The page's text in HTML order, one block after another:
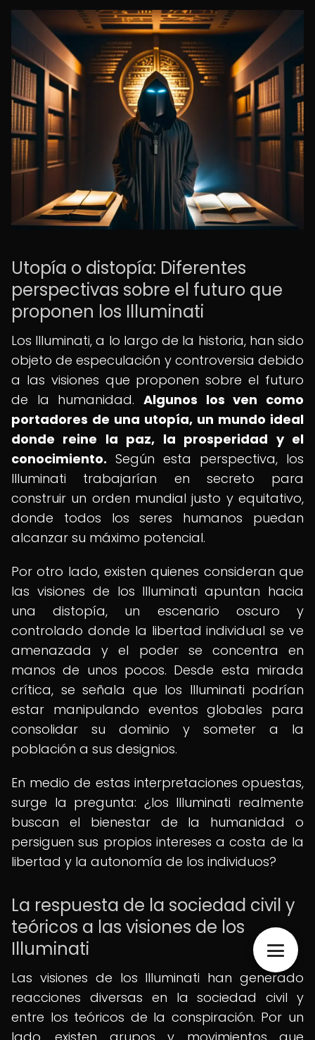
Utopía o distopía: Diferentes
perspectivas sobre el futuro que
proponen los Illuminati
Los Illuminati, a lo largo de la historia, han sido
objeto de especulación y controversia debido
a las visiones que proponen sobre el futuro
de la humanidad. Algunos los ven como
portadores de una utopía, un mundo ideal
donde reine la paz, la prosperidad y el
conocimiento. Según esta perspectiva, los
Illuminati trabajarían en secreto para
construir un orden mundial justo y equitativo,
donde todos los seres humanos puedan
alcanzar su máximo potencial.
Por otro lado, existen quienes consideran que
las visiones de los Illuminati apuntan hacia
una distopía, un escenario oscuro y
controlado donde la libertad individual se ve
amenazada y el poder se concentra en
manos de unos pocos. Desde esta mirada
crítica, se señala que los Illuminati podrían
estar manipulando eventos globales para
consolidar su dominio y someter a la
población a sus designios.
En medio de estas interpretaciones opuestas,
surge la pregunta: ¿los Illuminati realmente
buscan el bienestar de la humanidad o
persiguen sus propios intereses a costa de la
libertad y la autonomía de los individuos?
La respuesta de la sociedad civil y
teóricos a las visiones de los
Illuminati
Las visiones de los Illuminati han generado
reacciones diversas en la sociedad civil y
entre los teóricos de la conspiración. Por un